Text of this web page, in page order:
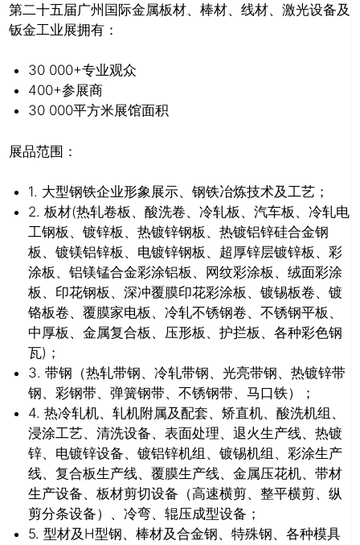
第二十五届广州国际金属板材、棒材、线材、激光设备及
钣金工业展拥有：
30 000+专业观众
400+参展商
30 000平方米展馆面积
展品范围：
1. 大型钢铁企业形象展示、钢铁冶炼技术及工艺；
2. 板材(热轧卷板、酸洗卷、冷轧板、汽车板、冷轧电
工钢板、镀锌板、热镀锌钢板、热镀铝锌硅合金钢
板、镀镁铝锌板、电镀锌钢板、超厚锌层镀锌板、彩
涂板、铝镁锰合金彩涂铝板、网纹彩涂板、绒面彩涂
板、印花钢板、深冲覆膜印花彩涂板、镀锡板卷、镀
铬板卷、覆膜家电板、冷轧不锈钢卷、不锈钢平板、
中厚板、金属复合板、压形板、护拦板、各种彩色钢
瓦)；
3. 带钢（热轧带钢、冷轧带钢、光亮带钢、热镀锌带
钢、彩钢带、弹簧钢带、不锈钢带、马口铁）；
4. 热冷轧机、轧机附属及配套、矫直机、酸洗机组、
浸涂工艺、清洗设备、表面处理、退火生产线、热镀
锌、电镀锌设备、镀铝锌机组、镀锡机组、彩涂生产
线、复合板生产线、覆膜生产线、金属压花机、带材
生产设备、板材剪切设备（高速横剪、整平横剪、纵
剪分条设备）、冷弯、辊压成型设备；
5. 型材及H型钢、棒材及合金钢、特殊钢、各种模具